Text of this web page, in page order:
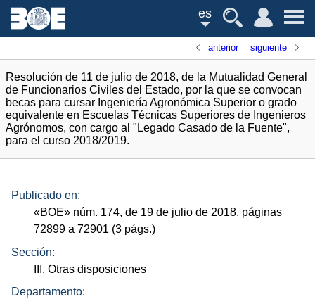
es
anterior siguiente
Resolución de 11 de julio de 2018, de la Mutualidad General
de Funcionarios Civiles del Estado, por la que se convocan
becas para cursar Ingeniería Agronómica Superior o grado
equivalente en Escuelas Técnicas Superiores de Ingenieros
Agrónomos, con cargo al "Legado Casado de la Fuente",
para el curso 2018/2019.
Publicado en:
«BOE» núm. 174, de 19 de julio de 2018, páginas
72899 a 72901 (3 págs.)
Sección:
III. Otras disposiciones
Departamento: